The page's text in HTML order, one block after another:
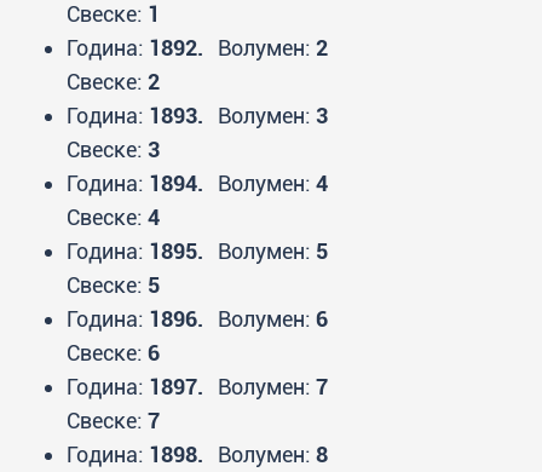
Свеске: 1
Година: 1892. Волумен: 2
Свеске: 2
Година: 1893. Волумен: 3
Свеске: 3
Година: 1894. Волумен: 4
Свеске: 4
Година: 1895. Волумен: 5
Свеске: 5
Година: 1896. Волумен: 6
Свеске: 6
Година: 1897. Волумен: 7
Свеске: 7
Година: 1898. Волумен: 8